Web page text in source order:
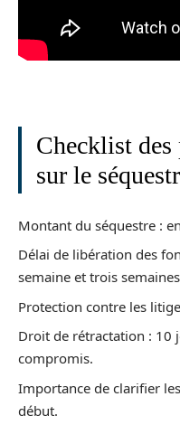
Checklist des
sur le
Montant du séquestre :
Délai de libération des
semaine et trois
Protection contre les
Droit de rétractation : 10
compromis.
Importance de clarifier
début.